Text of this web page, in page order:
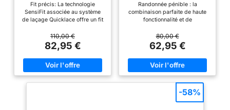
Fit précis: La technologie
SensiFit associée au système
de laçage Quicklace offre un fit
en un instant. Protection tout-
terrain : Le pare-pierres et la
protection talon résistent aux
terrains les plus accidentés.
Adhérence active: Avec son
profil de crampons agressifs, le
Contagrip garantit une
110,00 €
82,95 €
Homme, Noir (Shark x
Columbia Grey), 44 EU
Randonnée pénible : la
combinaison parfaite de haute
fonctionnalité et de
polyvalent vous offrira des
années de service confortable
80,00 €
62,95 €
-58%